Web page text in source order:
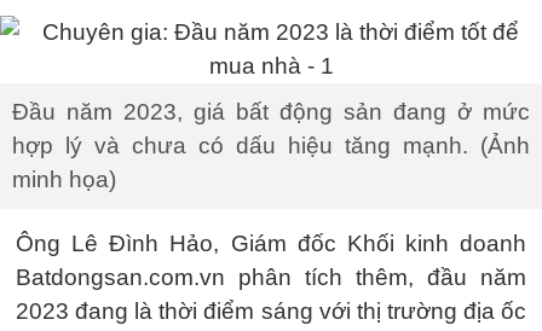
Đầu năm 2023, giá bất động sản đang ở mức
hợp lý và chưa có dấu hiệu tăng mạnh. (Ảnh
minh họa)
Ông Lê Đình Hảo, Giám đốc Khối kinh doanh
Batdongsan.com.vn phân tích thêm, đầu năm
2023 đang là thời điểm sáng với thị trường địa ốc